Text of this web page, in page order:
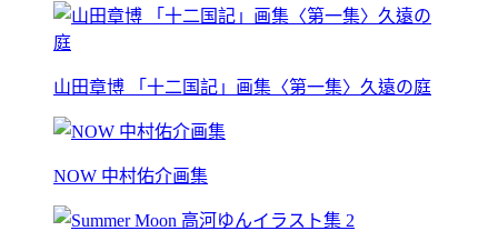
山田章博 「十二国記」画集〈第一集〉久遠の庭
NOW 中村佑介画集